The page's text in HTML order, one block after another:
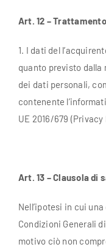
Art. 12 –
1. I dati del
quanto previsto
dei dati personali,
contenente
UE 2016/679 (Privacy
Art. 13 – Clausola di
Nell’ipotesi in cui
Condizioni Generali
motivo ciò non